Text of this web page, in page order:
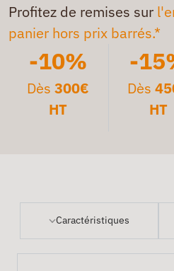
Profitez de remises sur
panier hors prix barrés.*
-10%
Dès300€
HT
-
Dès
HT
Caractéristiques